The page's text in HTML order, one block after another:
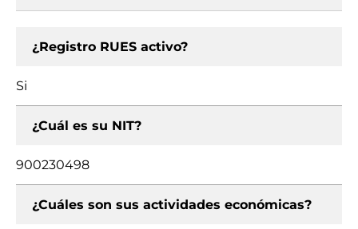
¿Registro RUES activo?
Si
¿Cuál es su NIT?
900230498
¿Cuáles son sus actividades económicas?